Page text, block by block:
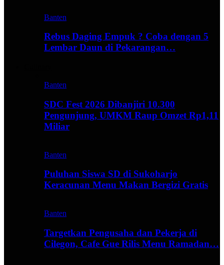
Banten
Rebus Daging Empuk ? Coba dengan 5
Lembar Daun di Pekarangan…
Banten
SDC Fest 2026 Dibanjiri 10.300
Pengunjung, UMKM Raup Omzet Rp1,11
Miliar
Banten
Puluhan Siswa SD di Sukoharjo
Keracunan Menu Makan Bergizi Gratis
Banten
Targetkan Pengusaha dan Pekerja di
Cilegon, Cafe Gue Rilis Menu Ramadan…